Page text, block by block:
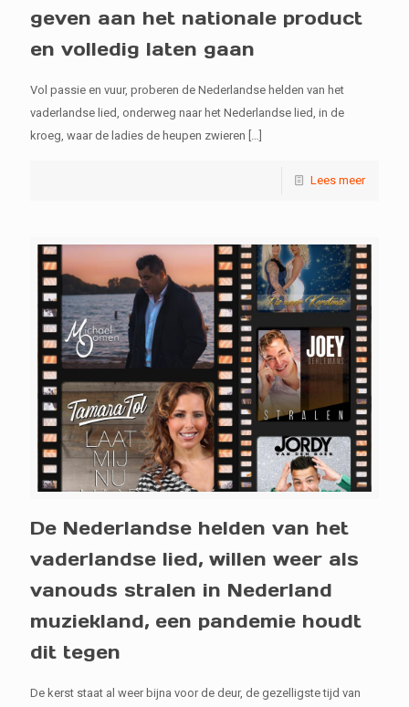
geven aan het nationale product
en volledig laten gaan
Vol passie en vuur, proberen de Nederlandse helden van het
vaderlandse lied, onderweg naar het Nederlandse lied, in de
kroeg, waar de ladies de heupen zwieren […]
Lees meer
De Nederlandse helden van het
vaderlandse lied, willen weer als
vanouds stralen in Nederland
muziekland, een pandemie houdt
dit tegen
De kerst staat al weer bijna voor de deur, de gezelligste tijd van